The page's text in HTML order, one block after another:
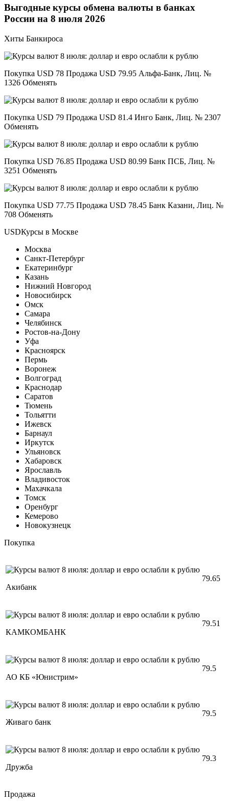
Выгодные курсы обмена валюты в банках
России на 8 июля 2026
Хиты Банкироса
Покупка USD 78 Продажа USD 79.95 Альфа-Банк, Лиц. №
1326 Обменять
Покупка USD 79 Продажа USD 81.4 Инго Банк, Лиц. № 2307
Обменять
Покупка USD 76.85 Продажа USD 80.99 Банк ПСБ, Лиц. №
3251 Обменять
Покупка USD 77.75 Продажа USD 78.45 Банк Казани, Лиц. №
708 Обменять
USDКурсы в Москве
Москва
Санкт-Петербург
Екатеринбург
Казань
Нижний Новгород
Новосибирск
Омск
Самара
Челябинск
Ростов-на-Дону
Уфа
Красноярск
Пермь
Воронеж
Волгоград
Краснодар
Саратов
Тюмень
Тольятти
Ижевск
Барнаул
Иркутск
Ульяновск
Хабаровск
Ярославль
Владивосток
Махачкала
Томск
Оренбург
Кемерово
Новокузнецк
Покупка
Акибанк
79.65
КАМКОМБАНК
79.51
АО КБ «Юнистрим»
79.5
Живаго банк
79.5
Дружба
79.3
Продажа